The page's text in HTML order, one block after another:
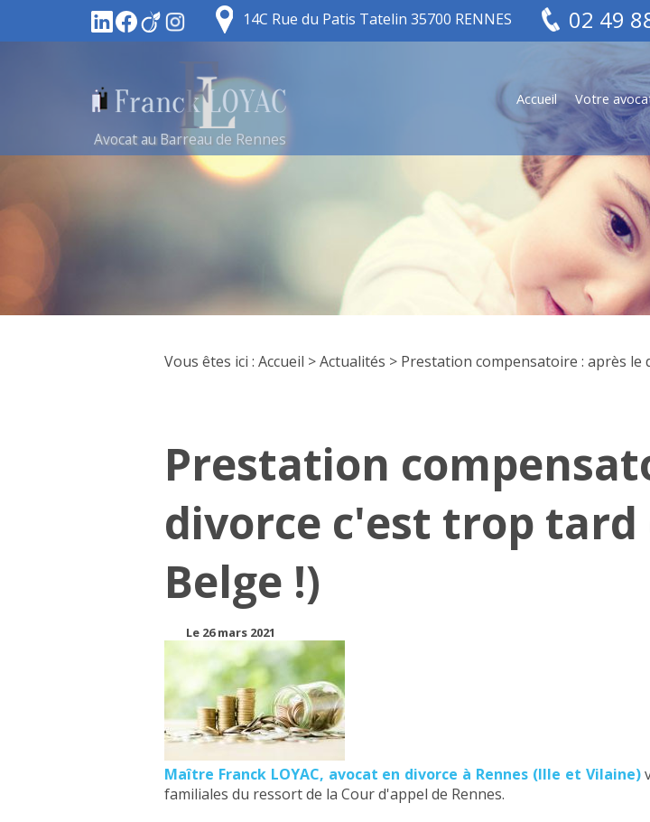
Avocat au Barreau de Rennes
14C Rue du Patis Tatelin 35700 RENNES 02 49
Accueil Votre
Vous êtes ici : Accueil >Actualités > Prestation compensatoire : après
Prestation
divorce c'est trop
Belge !)
Le 26 mars 2021
Maître Franck LOYAC, avocat en divorce à Rennes (Ille et Vilaine)
familiales du ressort de la Cour d'appel de Rennes.